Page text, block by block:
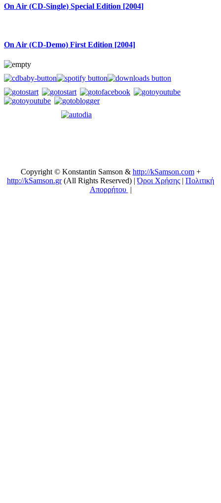
On Air (CD-Single) Special Edition [2004]
On Air (CD-Demo) First Edition [2004]
Copyright © Konstantin Samson & http://kSamson.com+
http://kSamson.gr(All Rights Reserved) |Όροι Χρήσης | Πολιτική
Απορρήτου |